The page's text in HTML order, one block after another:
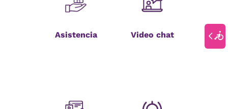
Asistencia Video chat